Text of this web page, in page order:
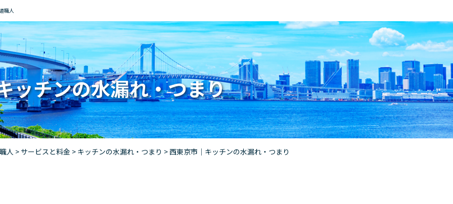
職人
ッチンの水漏れ・つまり
人 > サービスと料金 > キッチンの水漏れ・つまり > 西東京市｜キッチンの水漏れ・つまり